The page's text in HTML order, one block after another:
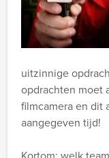
uitzinnige
opdrachten moet
filmcamera en dit
aangegeven tijd!